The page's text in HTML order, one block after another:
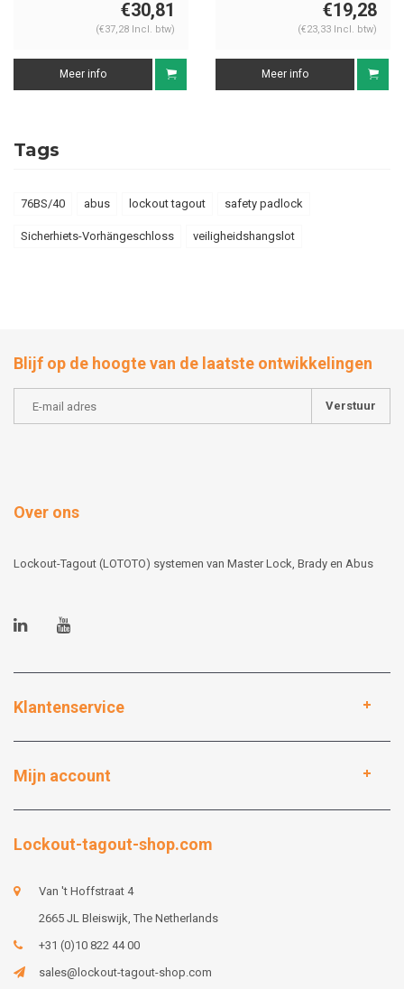
€30,81
(€37,28 Incl. btw)
Meer info
€19,28
(€23,33 Incl. btw)
Meer info
Tags
76BS/40 abus lockout tagout safety padlock
Sicherhiets-Vorhängeschloss veiligheidshangslot
Blijf op de hoogte van de laatste ontwikkelingen
Verstuur
Over ons
Lockout-Tagout (LOTOTO) systemen van Master Lock, Brady en Abus
Klantenservice
Mijn account
Lockout-tagout-shop.com
Van 't Hoffstraat 4
2665 JL Bleiswijk, The Netherlands
+31 (0)10 822 44 00
sales@lockout-tagout-shop.com